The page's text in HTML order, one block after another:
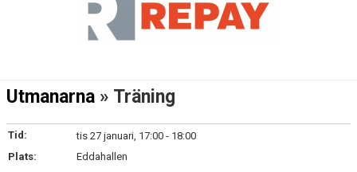
Utmanarna » Träning
Tid:
tis 27 januari, 17:00 - 18:00
Plats:
Eddahallen